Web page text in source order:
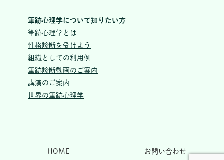
筆跡心理学について知りたい方
筆跡心理学とは
性格診断を受けよう
組織としての利用例
筆跡診断動画のご案内
講演のご案内
世界の筆跡心理学
HOME お問い合わせ